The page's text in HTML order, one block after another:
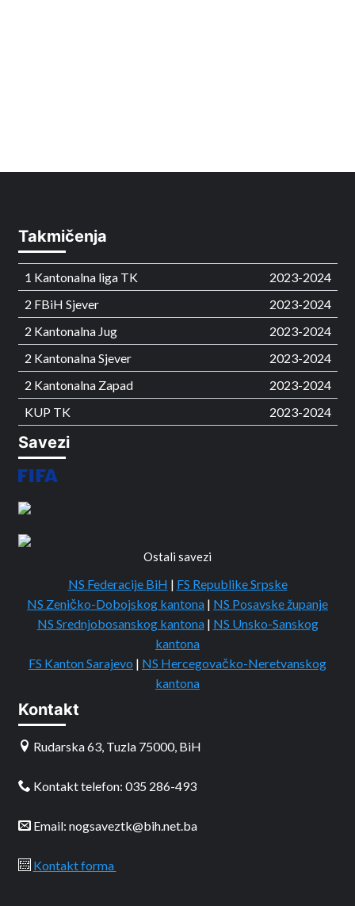
Takmičenja
1 Kantonalna liga TK
2023-2024
2 FBiH Sjever
2023-2024
2 Kantonalna Jug
2023-2024
2 Kantonalna Sjever
2023-2024
2 Kantonalna Zapad
2023-2024
KUP TK
2023-2024
Savezi
Ostali savezi
NS Federacije BiH | FS Republike Srpske
NS Zeničko-Dobojskog kantona | NS Posavske županje
NS Srednjobosanskog kantona | NS Unsko-Sanskog
kantona
FS Kanton Sarajevo | NS Hercegovačko-Neretvanskog
kantona
Kontakt
Rudarska 63, Tuzla 75000, BiH
Kontakt telefon: 035 286-493
Email: nogsaveztk@bih.net.ba
Kontakt forma